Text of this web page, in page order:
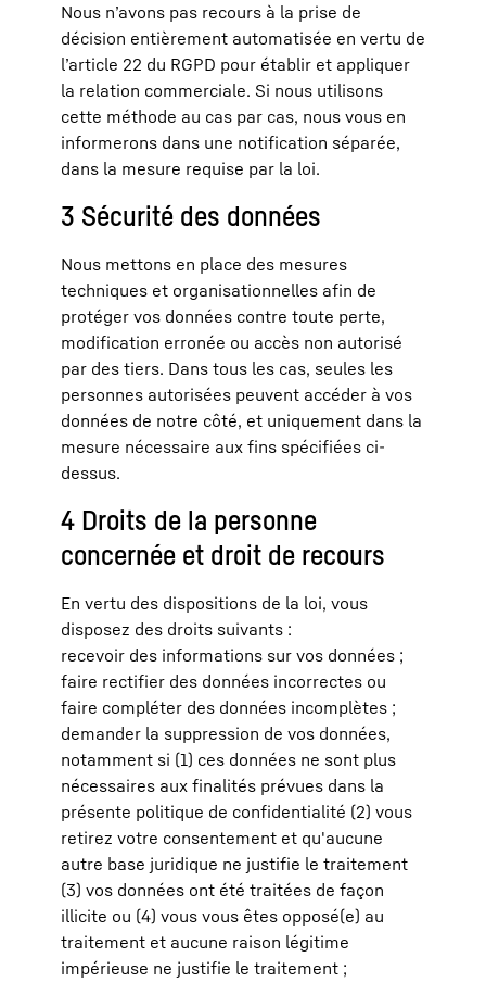
Nous n’avons pas recours à la prise de
décision entièrement automatisée en vertu de
l’article 22 du RGPD pour établir et appliquer
la relation commerciale. Si nous utilisons
cette méthode au cas par cas, nous vous en
informerons dans une notification séparée,
dans la mesure requise par la loi.
3 Sécurité des données
Nous mettons en place des mesures
techniques et organisationnelles afin de
protéger vos données contre toute perte,
modification erronée ou accès non autorisé
par des tiers. Dans tous les cas, seules les
personnes autorisées peuvent accéder à vos
données de notre côté, et uniquement dans la
mesure nécessaire aux fins spécifiées ci-
dessus.
4 Droits de la personne
concernée et droit de recours
En vertu des dispositions de la loi, vous
disposez des droits suivants :
recevoir des informations sur vos données ;
faire rectifier des données incorrectes ou
faire compléter des données incomplètes ;
demander la suppression de vos données,
notamment si (1) ces données ne sont plus
nécessaires aux finalités prévues dans la
présente politique de confidentialité (2) vous
retirez votre consentement et qu'aucune
autre base juridique ne justifie le traitement
(3) vos données ont été traitées de façon
illicite ou (4) vous vous êtes opposé(e) au
traitement et aucune raison légitime
impérieuse ne justifie le traitement ;